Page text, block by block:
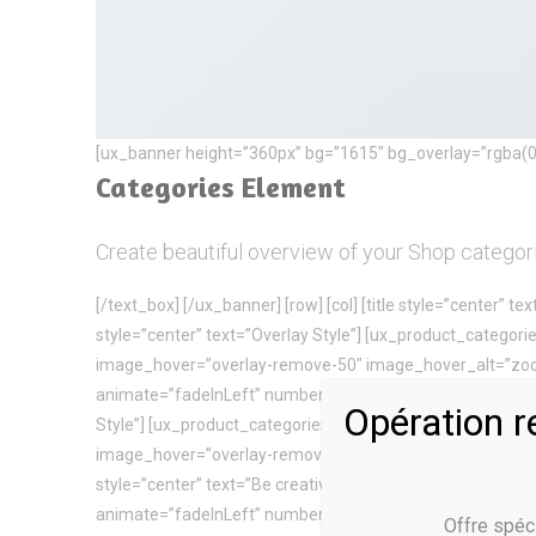
[ux_banner height=”360px” bg=”1615″
Categories Element
Create beautiful overview of your Shop
[/text_box] [/ux_banner] [row] [col] [title style=”center”
style=”center” text=”Overlay Style”]
image_hover=”overlay-remove-50″
animate=”fadeInLeft” number=”4″ orderby=”name”
Style”] [ux_product_categories style=”overlay”
image_hover=”overlay-remove-50″
style=”center” text=”Be creative! Mix and match
animate=”fadeInLeft” number=”5″ orderby=”name”
Opération
Offre